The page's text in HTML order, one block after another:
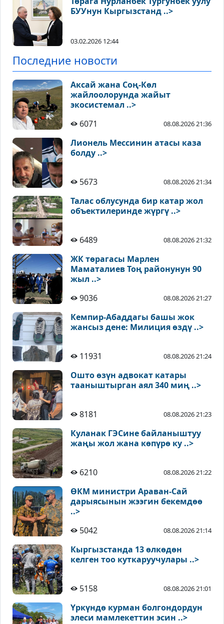
БУУнун Кыргызстанд ..>
03.02.2026 12:44
Последние новости
Аксай жана Соң-Көл
жайлоолорунда жайыт
экосистемал ..>
6071
08.08.2026 21:36
Лионель Мессинин атасы каза
болду ..>
5673 08.08.2026 21:34
Талас облусунда бир катар жол
объектилеринде жүргү ..>
6489 08.08.2026 21:32
ЖК төрагасы Марлен
Маматалиев Тоң районунун 90
жыл ..>
9036
08.08.2026 21:27
Кемпир-Абаддагы башы жок
жансыз дене: Милиция өздү ..>
11931 08.08.2026 21:24
Ошто өзүн адвокат катары
тааныштырган аял 340 миң ..>
8181 08.08.2026 21:23
Куланак ГЭСине байланыштуу
жаңы жол жана көпүрө ку ..>
6210 08.08.2026 21:22
ӨКМ министри Араван-Сай
дарыясынын жээгин бекемдөө
..>
5042
08.08.2026 21:14
Кыргызстанда 13 өлкөдөн
келген тоо куткаруучулары ..>
5158 08.08.2026 21:01
Үркүндө курман болгондордун
элеси мамлекеттин эсин ..>